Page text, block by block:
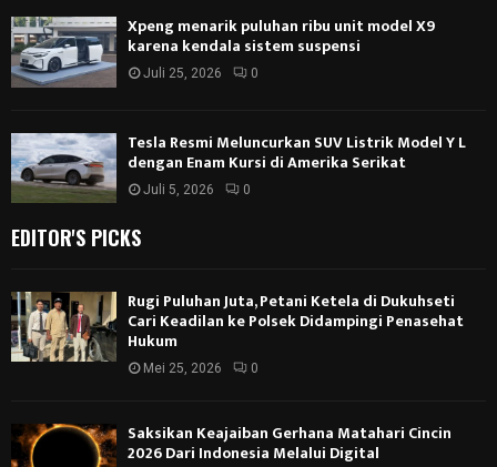
Xpeng menarik puluhan ribu unit model X9
karena kendala sistem suspensi
Juli 25, 2026 0
Tesla Resmi Meluncurkan SUV Listrik Model Y L
dengan Enam Kursi di Amerika Serikat
Juli 5, 2026 0
EDITOR'S PICKS
Rugi Puluhan Juta, Petani Ketela di Dukuhseti
Cari Keadilan ke Polsek Didampingi Penasehat
Hukum
Mei 25, 2026 0
Saksikan Keajaiban Gerhana Matahari Cincin
2026 Dari Indonesia Melalui Digital